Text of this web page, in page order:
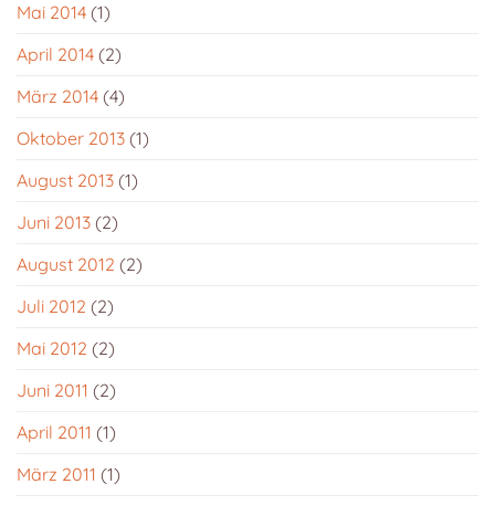
Mai 2014 (1)
April 2014 (2)
März 2014 (4)
Oktober 2013 (1)
August 2013 (1)
Juni 2013 (2)
August 2012 (2)
Juli 2012 (2)
Mai 2012 (2)
Juni 2011 (2)
April 2011 (1)
März 2011 (1)